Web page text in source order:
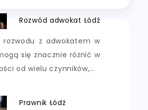
Rozwód adwokat Łódź
rozwodu z adwokatem w
się znacznie różnić w
od wielu czynników,…
Prawnik Łódź